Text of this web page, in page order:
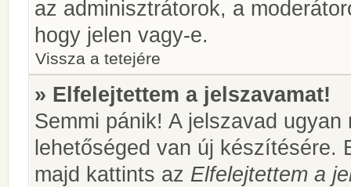
az adminisztrátorok, a
hogy jelen vagy-e.
Vissza a tetejére
» Elfelejtettem a jelszavamat!
Semmi pánik! A jelszavad
lehetőséged van új készítésére.
majd kattints az Elfelejtettem a